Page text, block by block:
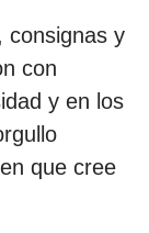
consignas y
con
y en los
que cree